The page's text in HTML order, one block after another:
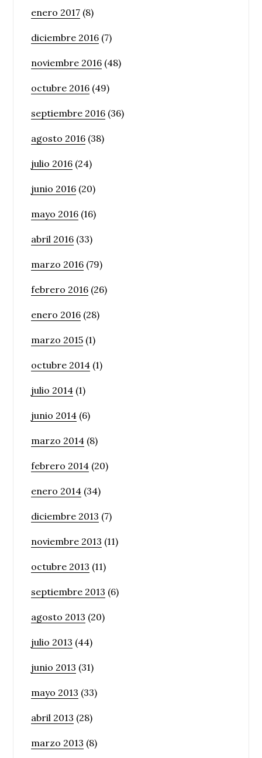
enero 2017 (8)
diciembre 2016 (7)
noviembre 2016 (48)
octubre 2016 (49)
septiembre 2016 (36)
agosto 2016 (38)
julio 2016 (24)
junio 2016 (20)
mayo 2016 (16)
abril 2016 (33)
marzo 2016 (79)
febrero 2016 (26)
enero 2016 (28)
marzo 2015 (1)
octubre 2014 (1)
julio 2014 (1)
junio 2014 (6)
marzo 2014 (8)
febrero 2014 (20)
enero 2014 (34)
diciembre 2013 (7)
noviembre 2013 (11)
octubre 2013 (11)
septiembre 2013 (6)
agosto 2013 (20)
julio 2013 (44)
junio 2013 (31)
mayo 2013 (33)
abril 2013 (28)
marzo 2013 (8)